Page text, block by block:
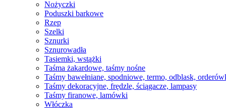
Nożyczki
Poduszki barkowe
Rzep
Szelki
Sznurki
Sznurowadła
Tasiemki, wstążki
Taśma żakardowe, taśmy nośne
Taśmy bawełniane, spodniowe, termo, odblask,
Taśmy dekoracyjne, frędzle, ściągacze, lampasy
Taśmy firanowe, lamówki
Włóczka